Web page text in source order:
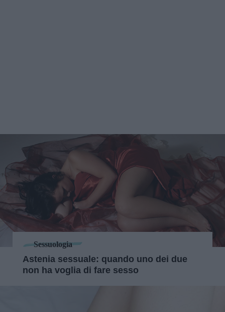
Sessuologia
Astenia sessuale: quando uno dei due
non ha voglia di fare sesso